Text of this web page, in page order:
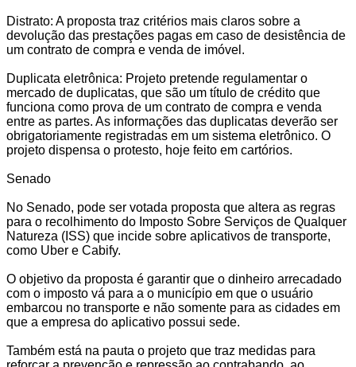
Distrato: A proposta traz critérios mais claros sobre a
devolução das prestações pagas em caso de desistência de
um contrato de compra e venda de imóvel.
Duplicata eletrônica: Projeto pretende regulamentar o
mercado de duplicatas, que são um título de crédito que
funciona como prova de um contrato de compra e venda
entre as partes. As informações das duplicatas deverão ser
obrigatoriamente registradas em um sistema eletrônico. O
projeto dispensa o protesto, hoje feito em cartórios.
Senado
No Senado, pode ser votada proposta que altera as regras
para o recolhimento do Imposto Sobre Serviços de Qualquer
Natureza (ISS) que incide sobre aplicativos de transporte,
como Uber e Cabify.
O objetivo da proposta é garantir que o dinheiro arrecadado
com o imposto vá para a o município em que o usuário
embarcou no transporte e não somente para as cidades em
que a empresa do aplicativo possui sede.
Também está na pauta o projeto que traz medidas para